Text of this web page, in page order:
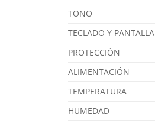
TONO
TECLADO Y PANTALLA
PROTECCIÓN
ALIMENTACIÓN
TEMPERATURA
HUMEDAD